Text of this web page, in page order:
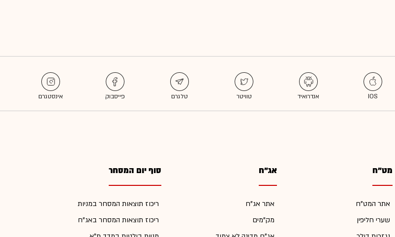
מט"ח
אתר המט"ח
שערי חליפין
אג"ח
אתר אג"ח
מק"מים
סוף יום המסחר
ריכוז תוצאות המסחר במניות
ריכוז תוצאות המסחר באג"ח